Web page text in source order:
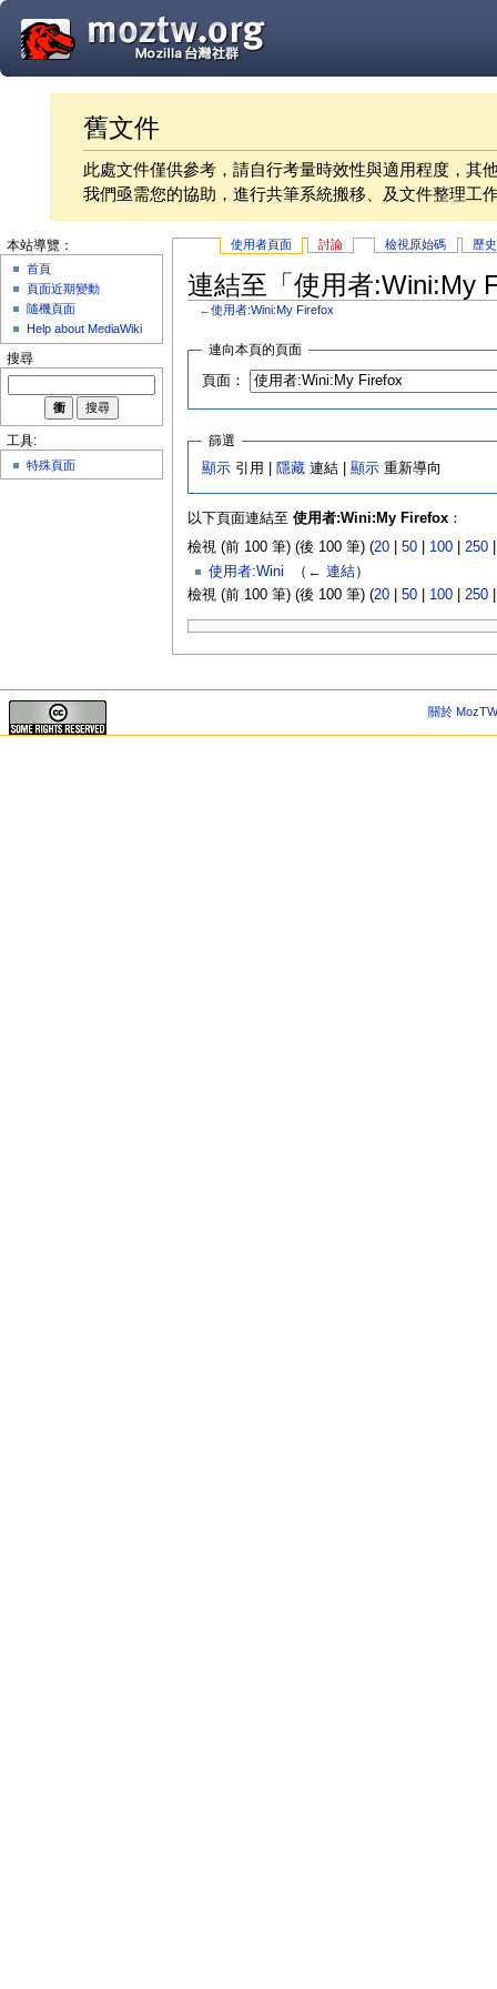
舊文件
此處文件僅供參考，請自行考量時效性與適用程度，其
我們亟需您的協助，進行共筆系統搬移、及文件整理工
使用者頁面 討論 檢視原始碼 歷
連結至「使用者:Wini:My
←使用者:Wini:My Firefox
連向本頁的頁面
頁面：
篩選
顯示 引用 | 隱藏 連結 |顯示 重新導向
以下頁面連結至 使用者:Wini:My Firefox：
檢視 (前 100 筆) (後 100 筆) (20| 50| 100| 250
使用者:Wini
（ ← 連結）
檢視 (前 100 筆) (後 100 筆) (20| 50| 100| 250
本站導覽：
首頁
頁面近期變動
隨機頁面
Help about MediaWiki
搜尋
工具:
特殊頁面
關於